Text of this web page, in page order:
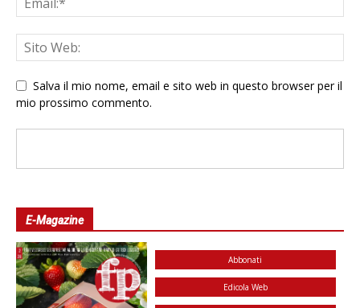
Salva il mio nome, email e sito web in questo browser per il
mio prossimo commento.
E-Magazine
Abbonati
Edicola Web